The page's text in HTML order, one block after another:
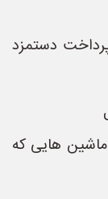
دستمزد
هایی که